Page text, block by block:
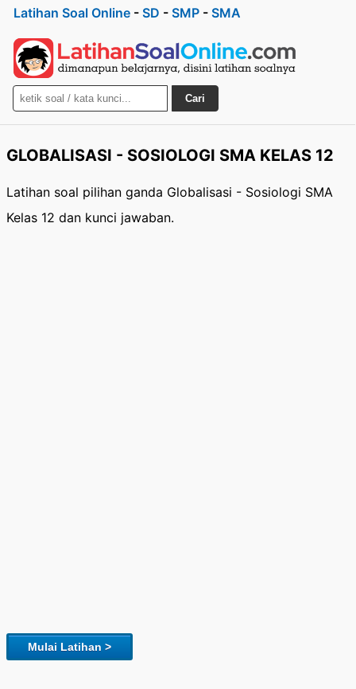
Latihan Soal Online - SD - SMP - SMA
Cari
GLOBALISASI - SOSIOLOGI SMA KELAS 12
Latihan soal pilihan ganda Globalisasi - Sosiologi SMA
Kelas 12 dan kunci jawaban.
Mulai Latihan >